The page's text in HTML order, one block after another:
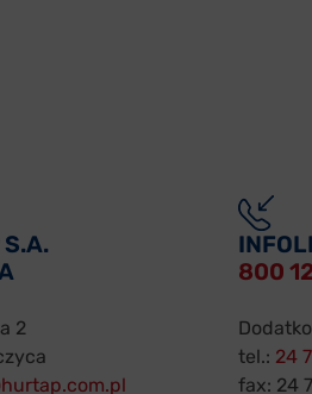
2
800
tel.: 24
fax: 24